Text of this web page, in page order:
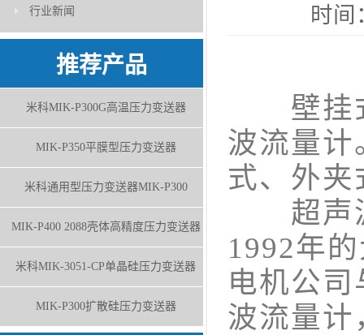
行业新闻
推荐产品
米科MIK-P300G高温压力变送器
MIK-P350平膜型压力变送器
米科通用型压力变送器MIK-P300
MIK-P400 2088壳体高精度压力变送器
米科MIK-3051-CP单晶硅压力变送器
MIK-P300扩散硅压力变送器
时间
壁挂式
波流量计
式、外
超声波
1992年
电机公
波流量计